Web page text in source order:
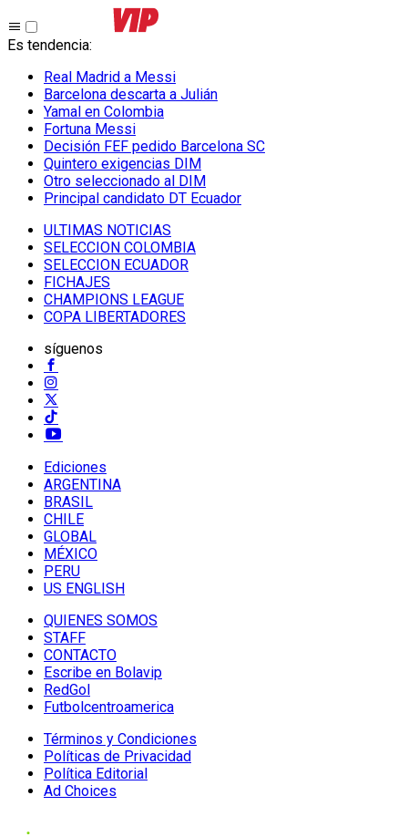
Es tendencia:
Real Madrid a Messi
Barcelona descarta a Julián
Yamal en Colombia
Fortuna Messi
Decisión FEF pedido Barcelona SC
Quintero exigencias DIM
Otro seleccionado al DIM
Principal candidato DT Ecuador
ULTIMAS NOTICIAS
SELECCION COLOMBIA
SELECCION ECUADOR
FICHAJES
CHAMPIONS LEAGUE
COPA LIBERTADORES
síguenos
Ediciones
ARGENTINA
BRASIL
CHILE
GLOBAL
MÉXICO
PERU
US ENGLISH
QUIENES SOMOS
STAFF
CONTACTO
Escribe en Bolavip
RedGol
Futbolcentroamerica
Términos y Condiciones
Políticas de Privacidad
Política Editorial
Ad Choices